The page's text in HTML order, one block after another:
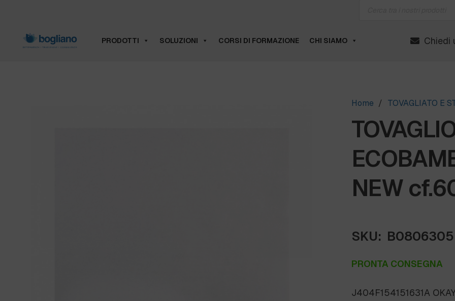
PRODOTTI SOLUZIONI CORSI DI FORMAZIONE CHI SIAMO Chiedi
Home / TOVAGLIATO E
NEW
SKU: B0806305
PRONTA CONSEGNA
J404F154151631A